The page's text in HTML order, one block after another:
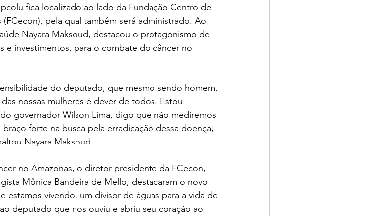
fica localizado ao lado da Fundação Centro de
pela qual também será administrado. Ao
Nayara Maksoud, destacou o protagonismo de
e investimentos, para o combate do câncer no
do deputado, que mesmo sendo homem,
nossas mulheres é dever de todos. Estou
governador Wilson Lima, digo que não mediremos
forte na busca pela erradicação dessa doença,
Nayara Maksoud.
no Amazonas, o diretor-presidente da FCecon,
Mônica Bandeira de Mello, destacaram o novo
estamos vivendo, um divisor de águas para a vida de
deputado que nos ouviu e abriu seu coração ao